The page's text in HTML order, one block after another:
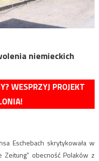
niemieckich
WESPRZYJ PROJEKT
Eschebach skrytykowała w
Zeitungˮ obecność Polaków z